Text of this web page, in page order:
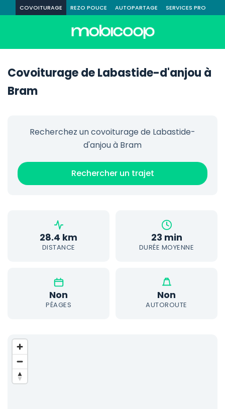
COVOITURAGE REZO POUCE AUTOPARTAGE SERVICES PRO
Covoiturage de Labastide-d'anjou à
Bram
Recherchez un covoiturage de Labastide-
d'anjou à Bram
Rechercher un trajet
28.4 km
DISTANCE
23 min
DURÉE MOYENNE
Non
PÉAGES
Non
AUTOROUTE